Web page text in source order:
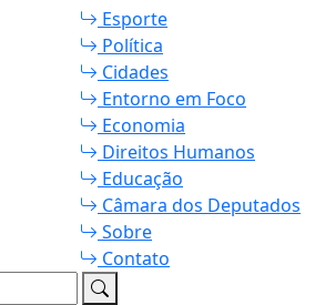
Esporte
Política
Cidades
Entorno em Foco
Economia
Direitos Humanos
Educação
Câmara dos Deputados
Sobre
Contato